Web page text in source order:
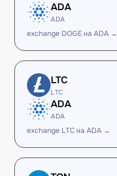
ADA
ADA
exchange DOGE на ADA →
LTC
LTC
ADA
ADA
exchange LTC на ADA →